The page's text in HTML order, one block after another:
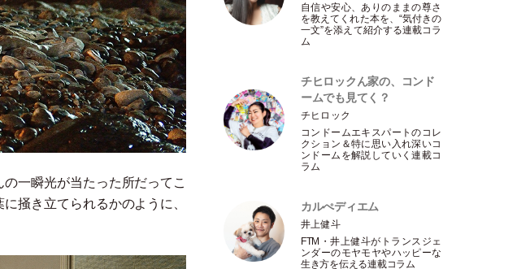
一瞬光が当たった所だってこ
掻き立てられるかのように、
自信や安心、ありのままの尊さ
を教えてくれた本を、“気付きの
一文”を添えて紹介する連載コラ
ム
チヒロックん家の、コンド
ームでも見てく？
チヒロック
コンドームエキスパートのコレ
クション＆特に思い入れ深いコ
ンドームを解説していく連載コ
ラム
カルぺディエム
井上健斗
FTM ・井上健斗がトランスジェ
ンダーのモヤモヤやハッピーな
生き方を伝える連載コラム